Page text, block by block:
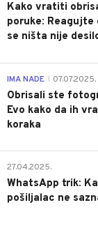
Kako vratiti
poruke: Reagujte
se ništa nije
IMA NADE 07.07.2025.
Obrisali ste
Evo kako da ih
koraka
27.04.2025.
WhatsApp trik:
pošiljalac ne